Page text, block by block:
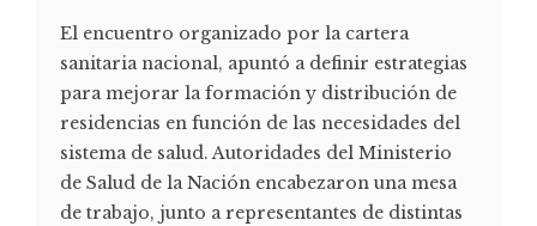
El encuentro organizado por la cartera
sanitaria nacional, apuntó a definir estrategias
para mejorar la formación y distribución de
residencias en función de las necesidades del
sistema de salud. Autoridades del Ministerio
de Salud de la Nación encabezaron una mesa
de trabajo, junto a representantes de distintas